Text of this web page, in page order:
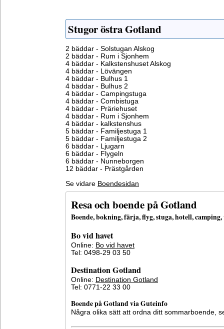
Stugor östra Gotland
2 bäddar - Solstugan Alskog
2 bäddar - Rum i Sjonhem
4 bäddar - Kalkstenshuset Alskog
4 bäddar - Lövängen
4 bäddar - Bulhus 1
4 bäddar - Bulhus 2
4 bäddar - Campingstuga
4 bäddar - Combistuga
4 bäddar - Präriehuset
4 bäddar - Rum i Sjonhem
4 bäddar - kalkstenshus
5 bäddar - Familjestuga 1
5 bäddar - Familjestuga 2
6 bäddar - Ljugarn
6 bäddar - Flygeln
6 bäddar - Nunneborgen
12 bäddar - Prästgården
Se vidare Boendesidan
Resa och boende på Gotland
Boende, bokning, färja, flyg, stuga, hotell,
Bo vid havet
Online: Bo vid havet
Tel: 0498-29 03 50
Destination Gotland
Online: Destination Gotland
Tel: 0771-22 33 00
Boende på Gotland via Guteinfo
Några olika sätt att ordna ditt sommarboende,